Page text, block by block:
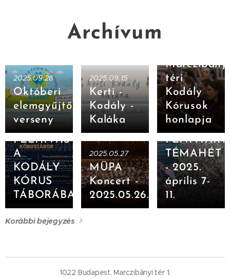
Archívum
2025.09.26
Októberi
elemgyűjtő
verseny
2025.09.15
Kerti -
Kodály -
Kaláka
Marczibányi
téri
Kodály
Kórusok
honlapja
2025.06.26
FELHÍVÁS
A
KODÁLY
KÓRUS
TÁBORÁBA
2025.05.27
MÜPA
Koncert -
2025.05.26.
2025.04.07
TÉMAHÉT
- 2025.
április 7-
11.
Korábbi bejegyzés
1022 Budapest, Marczibányi tér 1.